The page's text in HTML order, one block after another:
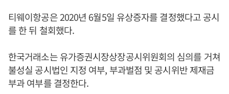
티웨이항공은 2020년 6월5일 유상증자를 결정했다고 공시
를 한 뒤 철회했다.
한국거래소는 유가증권시장상장공시위원회의 심의를 거쳐
불성실 공시법인 지정 여부, 부과벌점 및 공시위반 제재금
부과 여부를 결정한다.